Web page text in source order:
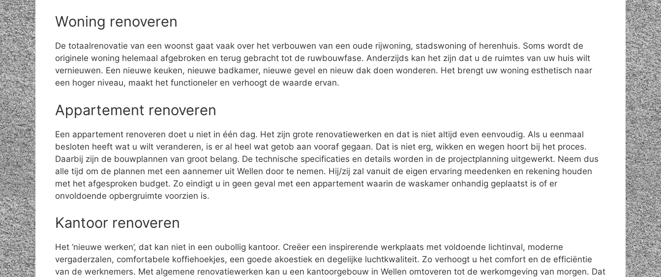
Woning renoveren
De totaalrenovatie van een woonst gaat vaak over het verbouwen van een oude rijwoning, stadswoning of herenhuis. Soms wordt de
originele woning helemaal afgebroken en terug gebracht tot de ruwbouwfase. Anderzijds kan het zijn dat u de ruimtes van uw huis wilt
vernieuwen. Een nieuwe keuken, nieuwe badkamer, nieuwe gevel en nieuw dak doen wonderen. Het brengt uw woning esthetisch naar
een hoger niveau, maakt het functioneler en verhoogt de waarde ervan.
Appartement renoveren
Een appartement renoveren doet u niet in één dag. Het zijn grote renovatiewerken en dat is niet altijd even eenvoudig. Als u eenmaal
besloten heeft wat u wilt veranderen, is er al heel wat getob aan vooraf gegaan. Dat is niet erg, wikken en wegen hoort bij het proces.
Daarbij zijn de bouwplannen van groot belang. De technische specificaties en details worden in de projectplanning uitgewerkt. Neem dus
alle tijd om de plannen met een aannemer uit Wellen door te nemen. Hij/zij zal vanuit de eigen ervaring meedenken en rekening houden
met het afgesproken budget. Zo eindigt u in geen geval met een appartement waarin de waskamer onhandig geplaatst is of er
onvoldoende opbergruimte voorzien is.
Kantoor renoveren
Het ‘nieuwe werken’, dat kan niet in een oubollig kantoor. Creëer een inspirerende werkplaats met voldoende lichtinval, moderne
vergaderzalen, comfortabele koffiehoekjes, een goede akoestiek en degelijke luchtkwaliteit. Zo verhoogt u het comfort en de efficiëntie
van de werknemers. Met algemene renovatiewerken kan u een kantoorgebouw in Wellen omtoveren tot de werkomgeving van morgen. Dat